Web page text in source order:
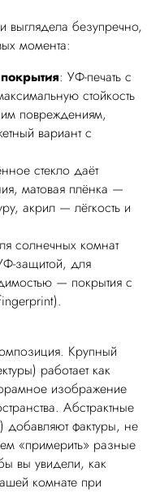
выглядела безупречно,
момента:
: УФ-печать с
стойкость
повреждениям,
вариант с
стекло даёт
матовая плёнка —
акрил — лёгкость и
солнечных комнат
защитой, для
— покрытия с
Крупный
работает как
изображение
Абстрактные
добавляют фактуры, не
«примерить» разные
вы увидели, как
комнате при